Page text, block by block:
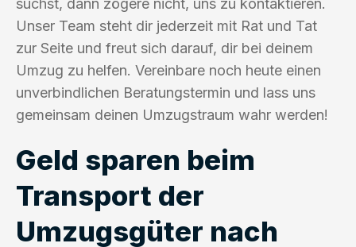
suchst, dann zögere nicht, uns zu kontaktieren.
Unser Team steht dir jederzeit mit Rat und Tat
zur Seite und freut sich darauf, dir bei deinem
Umzug zu helfen. Vereinbare noch heute einen
unverbindlichen Beratungstermin und lass uns
gemeinsam deinen Umzugstraum wahr werden!
Geld sparen beim
Transport der
Umzugsgüter nach